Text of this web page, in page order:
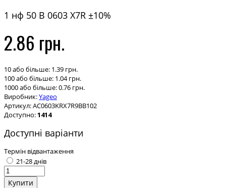
1 нф 50 В 0603 X7R ±10%
2.86 грн.
10 або більше: 1.39 грн.
100 або більше: 1.04 грн.
1000 або більше: 0.76 грн.
Виробник:Yageo
Артикул:AC0603KRX7R9BB102
Доступно:1414
Доступні варіанти
Термін відвантаження
21-28 днів